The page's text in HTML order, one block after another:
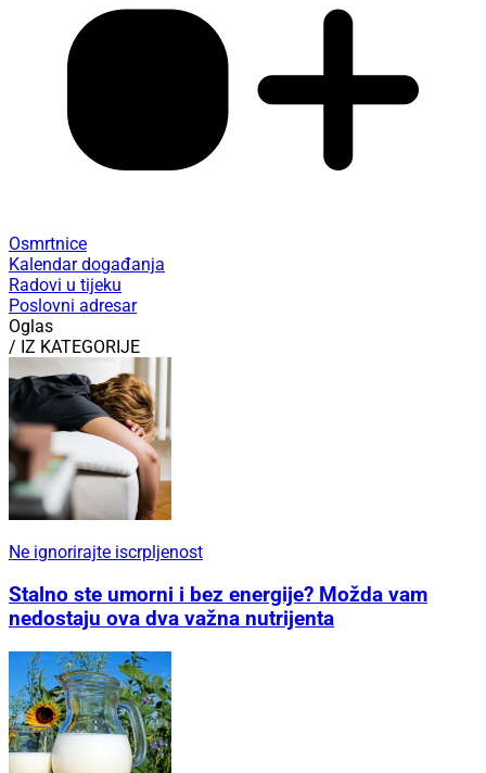
Osmrtnice
Kalendar događanja
Radovi u tijeku
Poslovni adresar
Oglas
/ IZ KATEGORIJE
Ne ignorirajte iscrpljenost
Stalno ste umorni i bez energije? Možda vam
nedostaju ova dva važna nutrijenta